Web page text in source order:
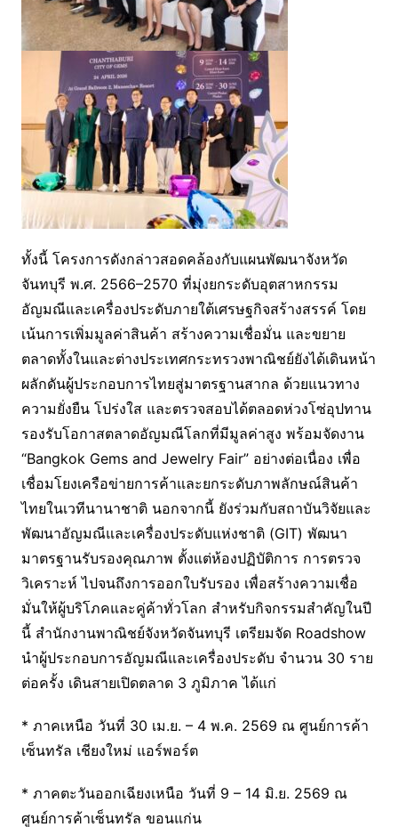
ทั้งนี้ โครงการดังกล่าวสอดคล้องกับแผนพัฒนาจังหวัด
จันทบุรี พ.ศ. 2566–2570 ที่มุ่งยกระดับอุตสาหกรรม
อัญมณีและเครื่องประดับภายใต้เศรษฐกิจสร้างสรรค์ โดย
เน้นการเพิ่มมูลค่าสินค้า สร้างความเชื่อมั่น และขยาย
ตลาดทั้งในและต่างประเทศกระทรวงพาณิชย์ยังได้เดินหน้า
ผลักดันผู้ประกอบการไทยสู่มาตรฐานสากล ด้วยแนวทาง
ความยั่งยืน โปร่งใส และตรวจสอบได้ตลอดห่วงโซ่อุปทาน
รองรับโอกาสตลาดอัญมณีโลกที่มีมูลค่าสูง พร้อมจัดงาน
“Bangkok Gems and Jewelry Fair” อย่างต่อเนื่อง เพื่อ
เชื่อมโยงเครือข่ายการค้าและยกระดับภาพลักษณ์สินค้า
ไทยในเวทีนานาชาติ นอกจากนี้ ยังร่วมกับสถาบันวิจัยและ
พัฒนาอัญมณีและเครื่องประดับแห่งชาติ (GIT) พัฒนา
มาตรฐานรับรองคุณภาพ ตั้งแต่ห้องปฏิบัติการ การตรวจ
วิเคราะห์ ไปจนถึงการออกใบรับรอง เพื่อสร้างความเชื่อ
มั่นให้ผู้บริโภคและคู่ค้าทั่วโลก สำหรับกิจกรรมสำคัญในปี
นี้ สำนักงานพาณิชย์จังหวัดจันทบุรี เตรียมจัด Roadshow
นำผู้ประกอบการอัญมณีและเครื่องประดับ จำนวน 30 ราย
ต่อครั้ง เดินสายเปิดตลาด 3 ภูมิภาค ได้แก่
* ภาคเหนือ วันที่ 30 เม.ย. – 4 พ.ค. 2569 ณ ศูนย์การค้า
เซ็นทรัล เชียงใหม่ แอร์พอร์ต
* ภาคตะวันออกเฉียงเหนือ วันที่ 9 – 14 มิ.ย. 2569 ณ
ศูนย์การค้าเซ็นทรัล ขอนแก่น